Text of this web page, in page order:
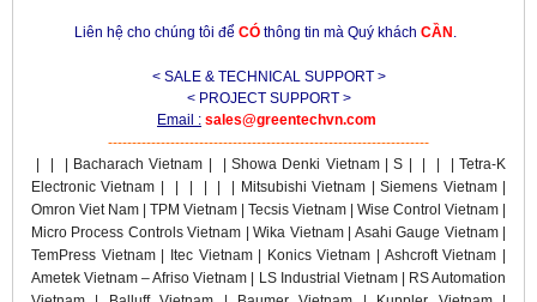
Liên hệ cho chúng tôi để CÓthông tin mà Quý khách CẦN
< SALE & TECHNICAL SUPPORT >
< PROJECT SUPPORT >
Email : sales@greentechvn.com
-------------------------------------------------------------------
|
| | Bacharach Vietnam | | Showa Denki Vietnam | S | | |
| Tetra-K
Electronic Vietnam |
| | | |
| Mitsubishi Vietnam | Siemens Vietnam |
Omron Viet Nam | TPM Vietnam | Tecsis Vietnam | Wise Control Vietnam |
Micro Process Controls Vietnam | Wika Vietnam | Asahi Gauge Vietnam |
TemPress Vietnam | Itec Vietnam | Konics Vietnam | Ashcroft Vietnam |
Ametek Vietnam – Afriso Vietnam | LS Industrial Vietnam | RS Automation